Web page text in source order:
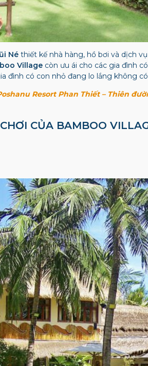
Néthiết kế nhà hàng, hồ bơi và dịch
Village còn ưu ái cho các gia đình
đình có con nhỏ đang lo lắng không
Resort Phan Thiết – Thiên
CỦA BAMBOO